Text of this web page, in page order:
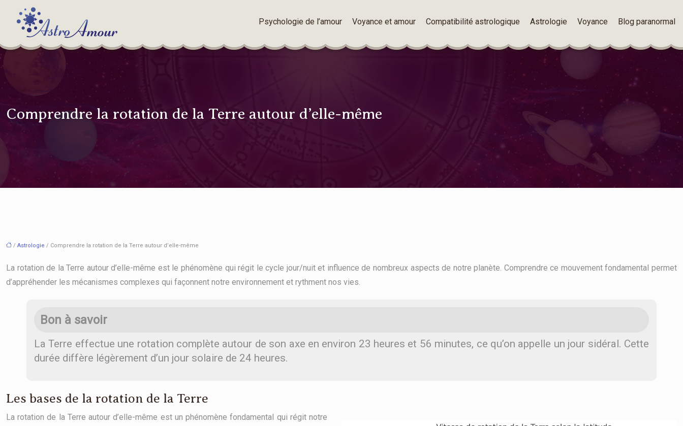
Psychologie de l’amour Voyance et amour Compatibilité astrologique Astrologie Voyance Blog paranormal
Comprendre la rotation de la Terre autour d’elle-même
/ Astrologie / Comprendre la rotation de la Terre autour d’elle-même
La rotation de la Terre autour d’elle-même est le phénomène qui régit le cycle jour/nuit et influence de nombreux aspects de notre planète. Comprendre ce mouvement fondamental permet
d’appréhender les mécanismes complexes qui façonnent notre environnement et rythment nos vies.
Bon à savoir
La Terre effectue une rotation complète autour de son axe en environ 23 heures et 56 minutes, ce qu’on appelle un jour sidéral. Cette
durée diffère légèrement d’un jour solaire de 24 heures.
Les bases de la rotation de la Terre
La rotation de la Terre autour d’elle-même est un phénomène fondamental qui régit notre